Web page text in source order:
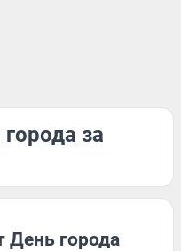
за
День города